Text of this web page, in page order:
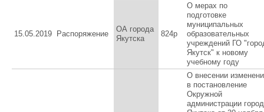
15.05.2019 Распоряжение
ОА города
Якутска
824р
О мерах по
подготовке
муниципальных
образовательных
учреждений ГО
Якутск" к новому
учебному году
О внесении
в постановление
Окружной
администрации